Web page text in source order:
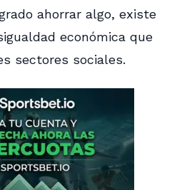
ahorrar algo, existe
económica que
sectores sociales.